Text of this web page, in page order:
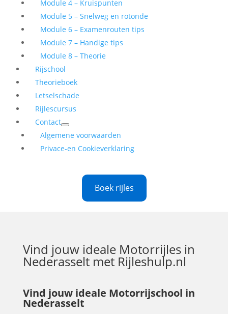
Module 4 – Kruispunten
Module 5 – Snelweg en rotonde
Module 6 – Examenrouten tips
Module 7 – Handige tips
Module 8 – Theorie
Rijschool
Theorieboek
Letselschade
Rijlescursus
Contact
Algemene voorwaarden
Privace-en Cookieverklaring
Boek rijles
Vind jouw ideale Motorrijles in
Nederasseltmet Rijleshulp.nl
Vind jouw ideale Motorrijschool in
Nederasselt